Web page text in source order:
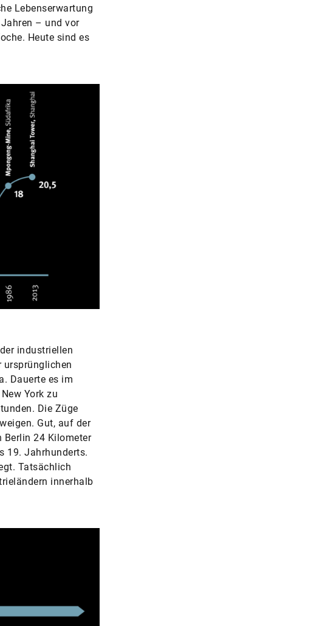
Lebenserwartung
– und vor
Heute sind es
industriellen
ursprünglichen
Dauerte es im
York zu
Die Züge
Gut, auf der
Berlin 24 Kilometer
19. Jahrhunderts.
Tatsächlich
innerhalb